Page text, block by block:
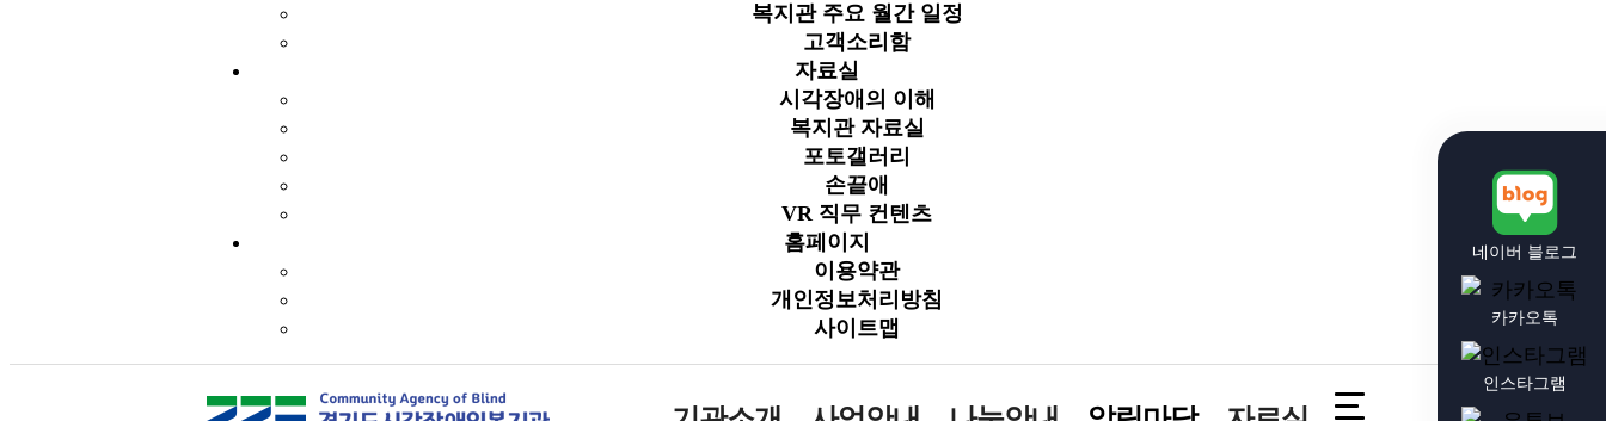
복지관 주요 월간 일정
고객소리함
자료실
시각장애의 이해
복지관 자료실
포토갤러리
손끝애
VR 직무 컨텐츠
홈페이지
이용약관
개인정보처리방침
사이트맵
네이버 블로그
카카오톡
인스타그램